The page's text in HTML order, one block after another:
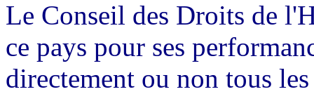
Le Conseil des Droits de
ce pays pour ses
directement ou non tous